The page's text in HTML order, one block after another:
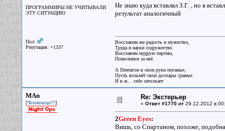
ПРОГРАММИРЫ НЕ УЧИТЫВАЛИ
ЭТУ СИТУАЦИЮ
Пол:
Репутация: +1337
Не знаю куда вставлял З.Г. , но я
результат аналогичный
Восславим же радость и мужество,
Труда и науки содружество
Восславим мудрую партию,
Помолимся за неё.
А Пентагон в свои руки поганые,
Пусть возьмёт свои доллары сраные
И в ж... себе затолкает
MAn
[Человечище!!!]
Re: Экстерьер
« Ответ #1770 от29.12.2012 в
2Green Eyes:
Вишь, со Спартаном, похоже,